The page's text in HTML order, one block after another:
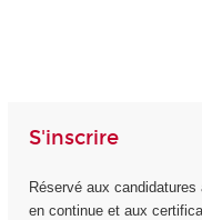
S'inscrire
Réservé aux
en continue et aux